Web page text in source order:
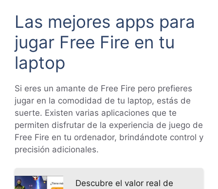
Las mejores apps para
jugar Free Fire en tu
laptop
Si eres un amante de Free Fire pero prefieres
jugar en la comodidad de tu laptop, estás de
suerte. Existen varias aplicaciones que te
permiten disfrutar de la experiencia de juego de
Free Fire en tu ordenador, brindándote control y
precisión adicionales.
Descubre el valor real de